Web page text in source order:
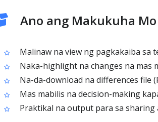
Ano ang Makukuha
Malinaw na view ng pagkakaiba sa
Naka-highlight na changes na mas
Na-da-download na differences file
Mas mabilis na decision-making
Praktikal na output para sa